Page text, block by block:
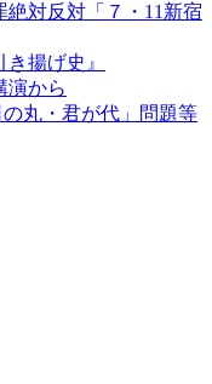
絶対反対「７・11新宿
揚げ史』
演から
丸・君が代」問題等